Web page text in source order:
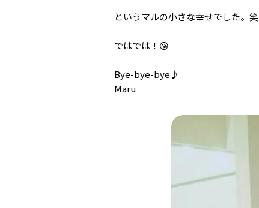
というマルの小さな幸せでした。笑
ではでは！😘
Bye-bye-bye♪
Maru